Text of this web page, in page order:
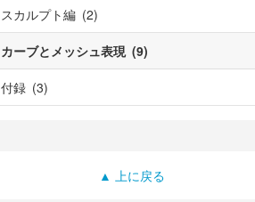
スカルプト編 (2)
カーブとメッシュ表現 (9)
付録 (3)
▲ 上に戻る